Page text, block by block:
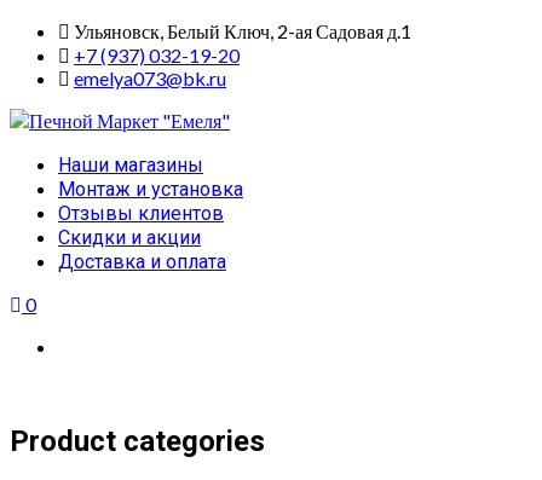
Skip
content
Ульяновск, Белый Ключ, 2-ая Садовая д.1
+7 (937) 032-19-20
emelya073@bk.ru
Primary
Menu
Наши магазины
Монтаж и установка
Отзывы клиентов
Скидки и акции
Доставка и оплата
0
Product categories